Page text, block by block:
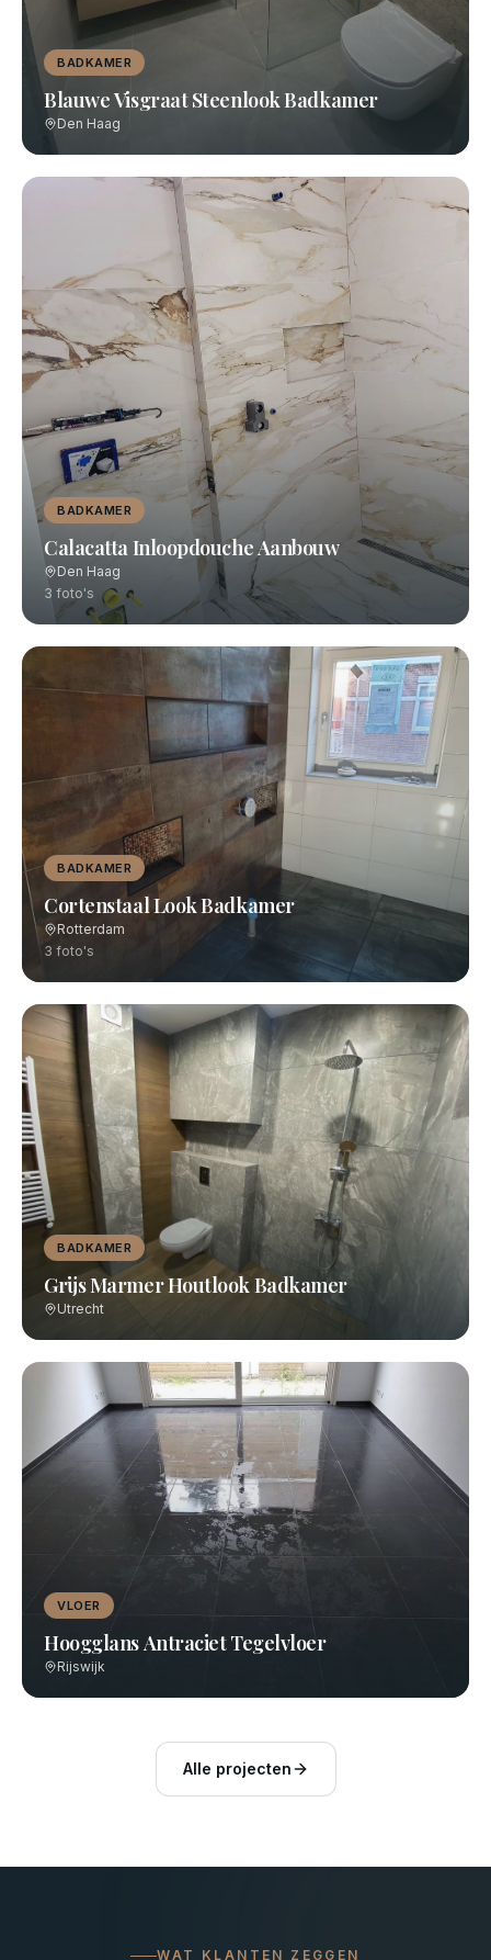
BADKAMER
Blauwe Visgraat Steenlook Badkamer
Den Haag
BADKAMER
Calacatta Inloopdouche Aanbouw
Den Haag
3 foto's
BADKAMER
Cortenstaal Look Badkamer
Rotterdam
3 foto's
BADKAMER
Grijs Marmer Houtlook Badkamer
Utrecht
VLOER
Hoogglans Antraciet Tegelvloer
Rijswijk
Alle projecten
WAT KLANTEN ZEGGEN